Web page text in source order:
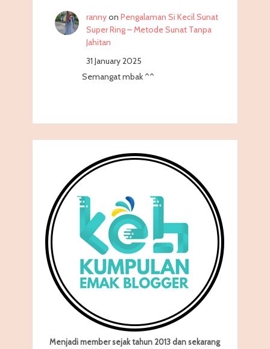
rannyon Pengalaman Si Kecil Sunat
Super Ring – Metode Sunat Tanpa
Jahitan
31 January 2025
Semangat mbak ^^
Menjadi member sejak tahun 2013 dan sekarang